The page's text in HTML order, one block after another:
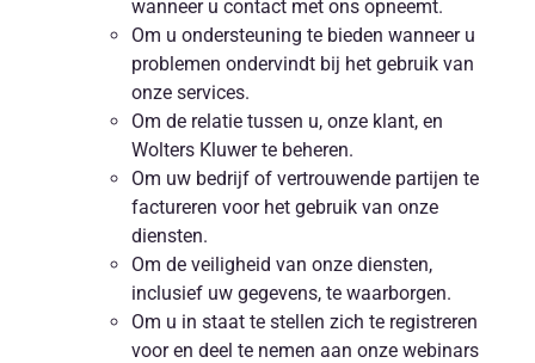
wanneer u contact met ons opneemt.
Om u ondersteuning te bieden wanneer u
problemen ondervindt bij het gebruik van
onze services.
Om de relatie tussen u, onze klant, en
Wolters Kluwer te beheren.
Om uw bedrijf of vertrouwende partijen te
factureren voor het gebruik van onze
diensten.
Om de veiligheid van onze diensten,
inclusief uw gegevens, te waarborgen.
Om u in staat te stellen zich te registreren
voor en deel te nemen aan onze webinars